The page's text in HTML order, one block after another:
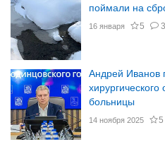
поймали на
16 января 5 3
Андрей Иванов
больницы
14 ноября 2025 5